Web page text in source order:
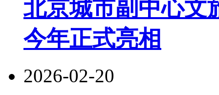
北京城市副中心文
今年正式亮相
2026-02-20